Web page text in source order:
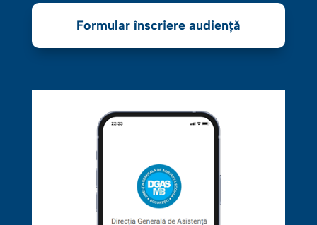
Formular înscriere audiență